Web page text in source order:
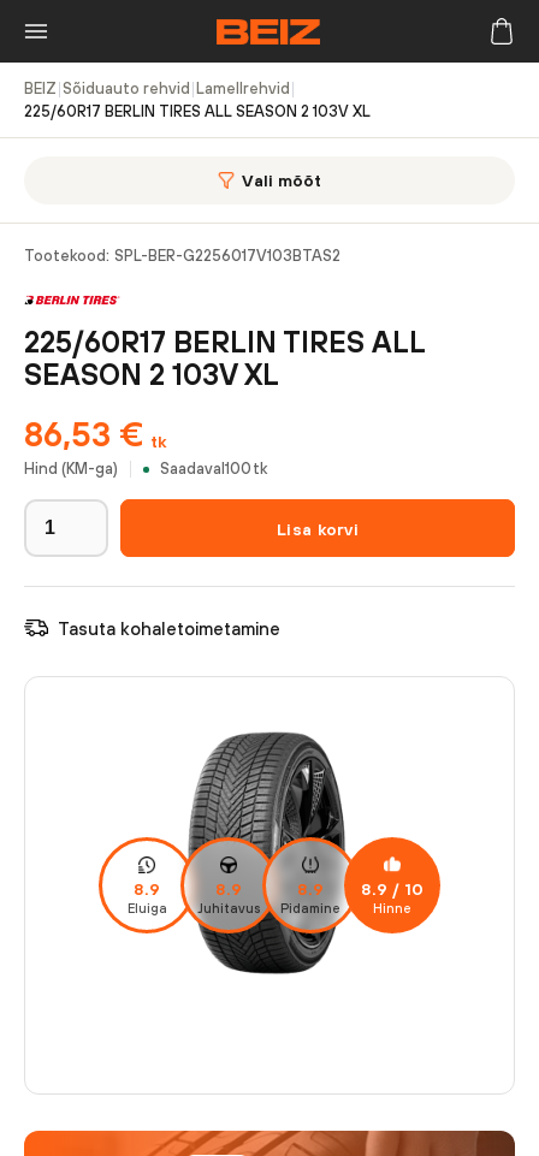
BEIZ Sõiduauto rehvid Lamellrehvid
225/60R17 BERLIN TIRES ALL SEASON 2 103V XL
Vali mõõt
8.9
Eluiga
8.9
Juhitavus
8.9
Pidamine
8.9 / 10
Hinne
Tootekood: SPL-BER-G2256017V103BTAS2
225/60R17 BERLIN TIRES ALL
SEASON 2 103V XL
86,53 € tk
Hind (KM-ga) Saadaval 100 tk
Lisa korvi
Tasuta kohaletoimetamine